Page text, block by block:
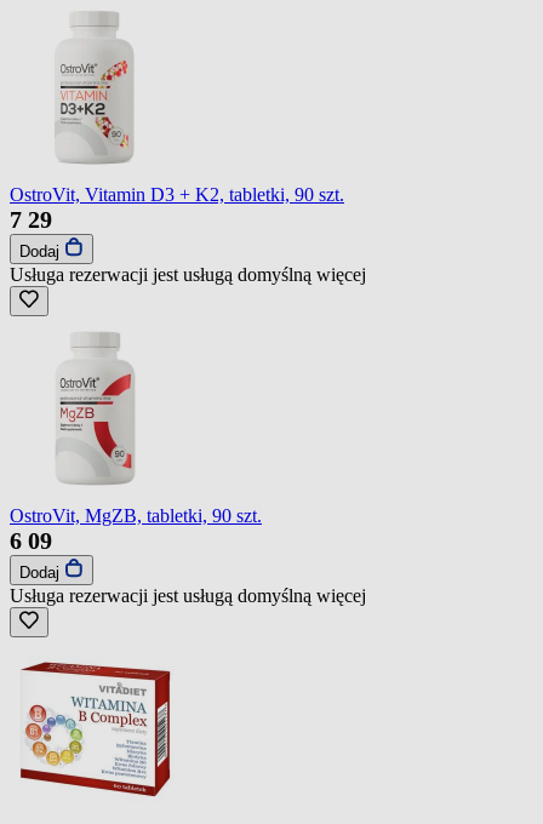
OstroVit, Vitamin D3 + K2, tabletki, 90 szt.
7 29
Dodaj
Usługa rezerwacji jest usługą domyślną więcej
OstroVit, MgZB, tabletki, 90 szt.
6 09
Dodaj
Usługa rezerwacji jest usługą domyślną więcej